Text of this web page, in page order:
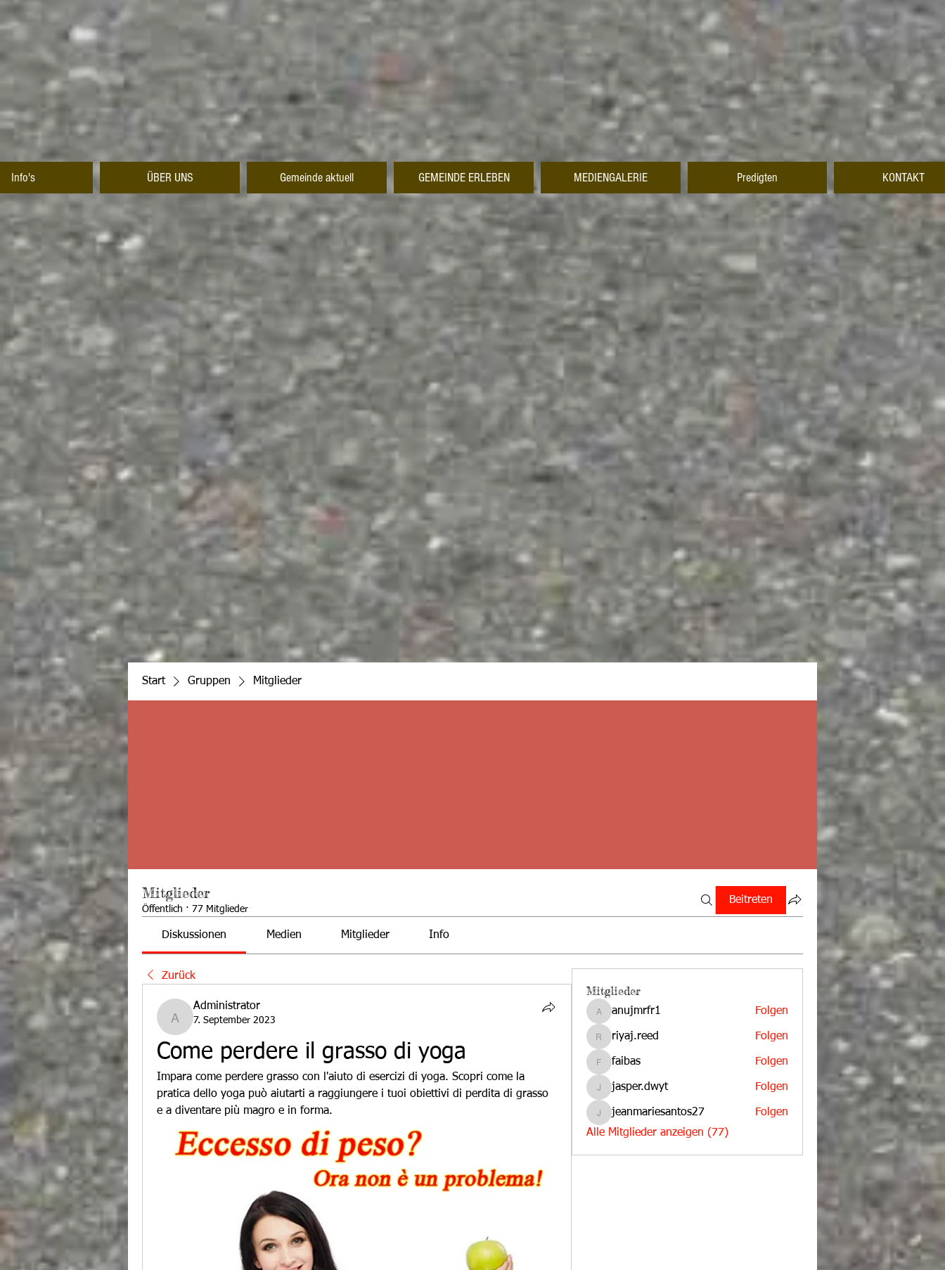
Info's ÜBER UNS Gemeinde aktuell GEMEINDE ERLEBEN MEDIENGALERIE Predigten KONTAKT
Start Gruppen Mitglieder
Mitglieder
Öffentlich · 77 Mitglieder
Beitreten
Diskussionen Medien Mitglieder Info
Zurück
Administrator
Administrator
7. September 2023
Come perdere il grasso di yoga
Impara come perdere grasso con l'aiuto di esercizi di yoga. Scopri come la
pratica dello yoga può aiutarti a raggiungere i tuoi obiettivi di perdita di grasso
e a diventare più magro e in forma.
Mitglieder
anujmrfr1
anujmrfr1 Folgen
riyaj.reed
riyaj.reed Folgen
faibas
faibas Folgen
jasper.dwyt
jasper.dwyt Folgen
jeanmariesantos27
jeanmariesantos27
Folgen
Alle Mitglieder anzeigen (77)